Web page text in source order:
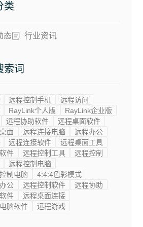
类
态 行业资讯
索词
远程控制手机
远程访问
RayLink个人版
RayLink企业版
远程协助软件
远程桌面软件
面
远程连接电脑
远程办公
远程连接软件
远程桌面工具
件
远程控制工具
远程控制
远程控制电脑
制电脑
4:4:4色彩模式
公
远程控制软件
远程协助
件
远程桌面连接
脑软件
远程游戏